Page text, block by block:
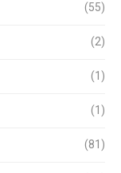
(55)
(2)
(1)
(1)
(81)